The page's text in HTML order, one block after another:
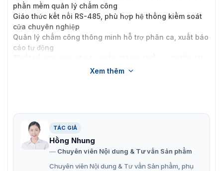
phần mềm quản lý chấm công
Giáo thức kết nối RS-485, phù hợp hệ thống kiểm soát
cửa chuyên nghiệp
Quản lý chấm công thông minh hỗ trợ phân ca, xuất báo
cáo tự động
Không chỉ là máy chấm công, Hikvision DS-K1T804AMF
còn đóng vai trò như một thiết bị kiểm soát ra vào
chuyên nghiệp với các tính năng:
Cảnh báo cửa mở quá lâu
Xem thêm
TÁC GIẢ
Hồng Nhung
Chuyên viên Nội dung & Tư vấn Sản phẩm
Chuyên viên Nội dung & Tư vấn Sản phẩm, phụ